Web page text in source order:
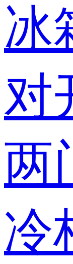
冰
对
两
冷